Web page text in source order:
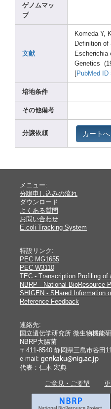
ゲノムマッ
プ
文献
Komeda Y,
Definition of
Escherichia
Genetics
PubMed ID
培地条件
その他備考
分譲依頼 カートへ
メニュー:
分譲申し込みの流れ
ダウンロード
よくある質問
お問い合わせ
E.coli Tracking System
特設リンク:
PEC MG1655
PEC W3110
TEC - Transcription Profiling of
NBRP - National BioResource
SHIGEN - SHared Information
Reference Feedback
連絡先:
国立遺伝学研究所 微生物機能
NBRP大腸菌
〒411-8540 静岡県三島市谷田
e-mail:
代表：仁木 宏典
ご意見・ご要望